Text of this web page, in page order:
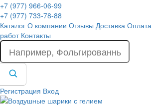
+7 (977) 966-06-99
+7 (977) 733-78-88
Каталог О компании Отзывы Доставка Оплата
работ Контакты
Регистрация Вход